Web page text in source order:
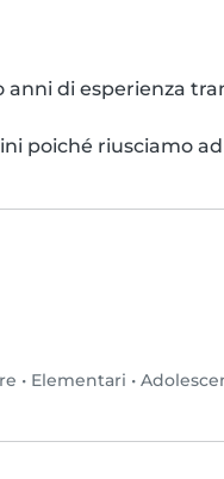
anni di esperienza
poiché riusciamo
• Elementari •